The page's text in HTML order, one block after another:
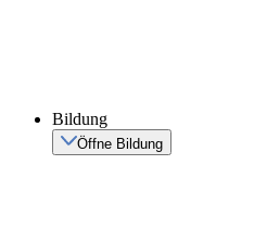
Bildung
Öffne Bildung